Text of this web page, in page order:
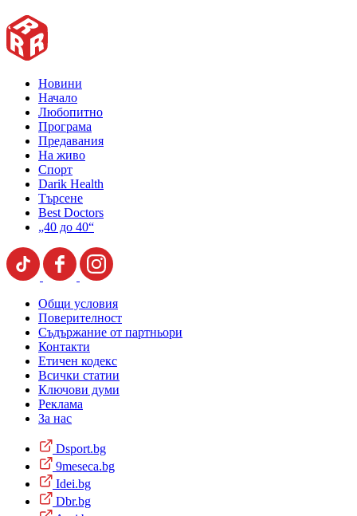
Новини
Начало
Любопитно
Програма
Предавания
На живо
Спорт
Darik Health
Търсене
Best Doctors
„40 до 40“
Общи условия
Поверителност
Съдържание от партньори
Контакти
Етичен кодекс
Всички статии
Ключови думи
Реклама
За нас
Dsport.bg
9meseca.bg
Idei.bg
Dbr.bg